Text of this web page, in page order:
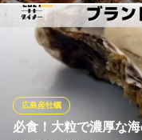
口の中で弾ける旨み！
ュを広島駅で。 広島の
来！ 瀬戸内イタリアン
リアンスタイルでご提供
瀬戸内イタリアン
必食！大粒で濃厚な
広島産牡蠣